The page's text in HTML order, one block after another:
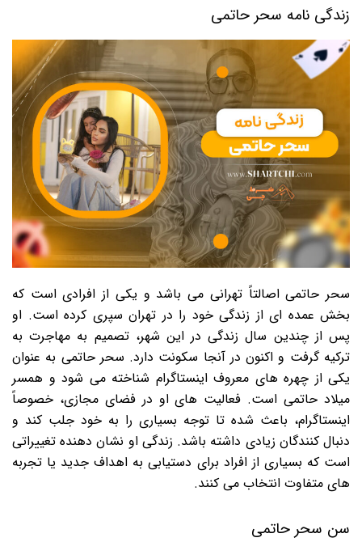
زندگی نامه سحر حاتمی
سحر حاتمی اصالتاً تهرانی می باشد و یکی از افرادی است که
بخش عمده ای از زندگی خود را در تهران سپری کرده است. او
پس از چندین سال زندگی در این شهر، تصمیم به مهاجرت به
ترکیه گرفت و اکنون در آنجا سکونت دارد. سحر حاتمی به عنوان
یکی از چهره های معروف اینستاگرام شناخته می شود و همسر
میلاد حاتمی است. فعالیت های او در فضای مجازی، خصوصاً
اینستاگرام، باعث شده تا توجه بسیاری را به خود جلب کند و
دنبال کنندگان زیادی داشته باشد. زندگی او نشان دهنده تغییراتی
است که بسیاری از افراد برای دستیابی به اهداف جدید یا تجربه
های متفاوت انتخاب می کنند.
سن سحر حاتمی